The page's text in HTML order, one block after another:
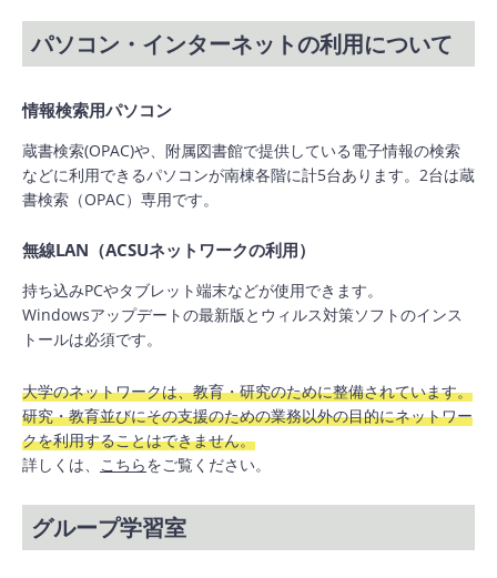
パソコン・インターネットの利用について
情報検索用パソコン
蔵書検索(OPAC)や、附属図書館で提供している電子情報の検索
などに利用できるパソコンが南棟各階に計5台あります。2台は蔵
書検索（OPAC）専用です。
無線LAN（ACSUネットワークの利用）
持ち込みPCやタブレット端末などが使用できます。
Windowsアップデートの最新版とウィルス対策ソフトのインス
トールは必須です。
大学のネットワークは、教育・研究のために整備されています。
研究・教育並びにその支援のための業務以外の目的にネットワー
クを利用することはできません。
詳しくは、 こちらをご覧ください。
グループ学習室